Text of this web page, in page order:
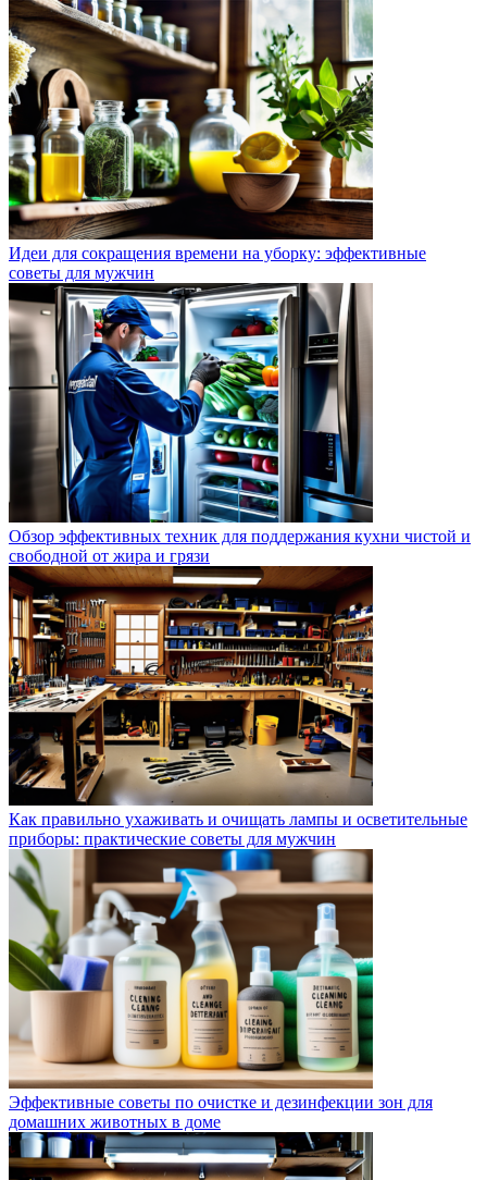
Идеи для сокращения времени на уборку: эффективные
советы для мужчин
Обзор эффективных техник для поддержания кухни чистой и
свободной от жира и грязи
Как правильно ухаживать и очищать лампы и осветительные
приборы: практические советы для мужчин
Эффективные советы по очистке и дезинфекции зон для
домашних животных в доме